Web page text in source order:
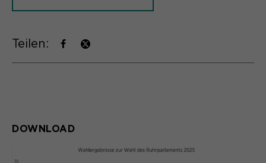
Teilen:
DOWNLOAD